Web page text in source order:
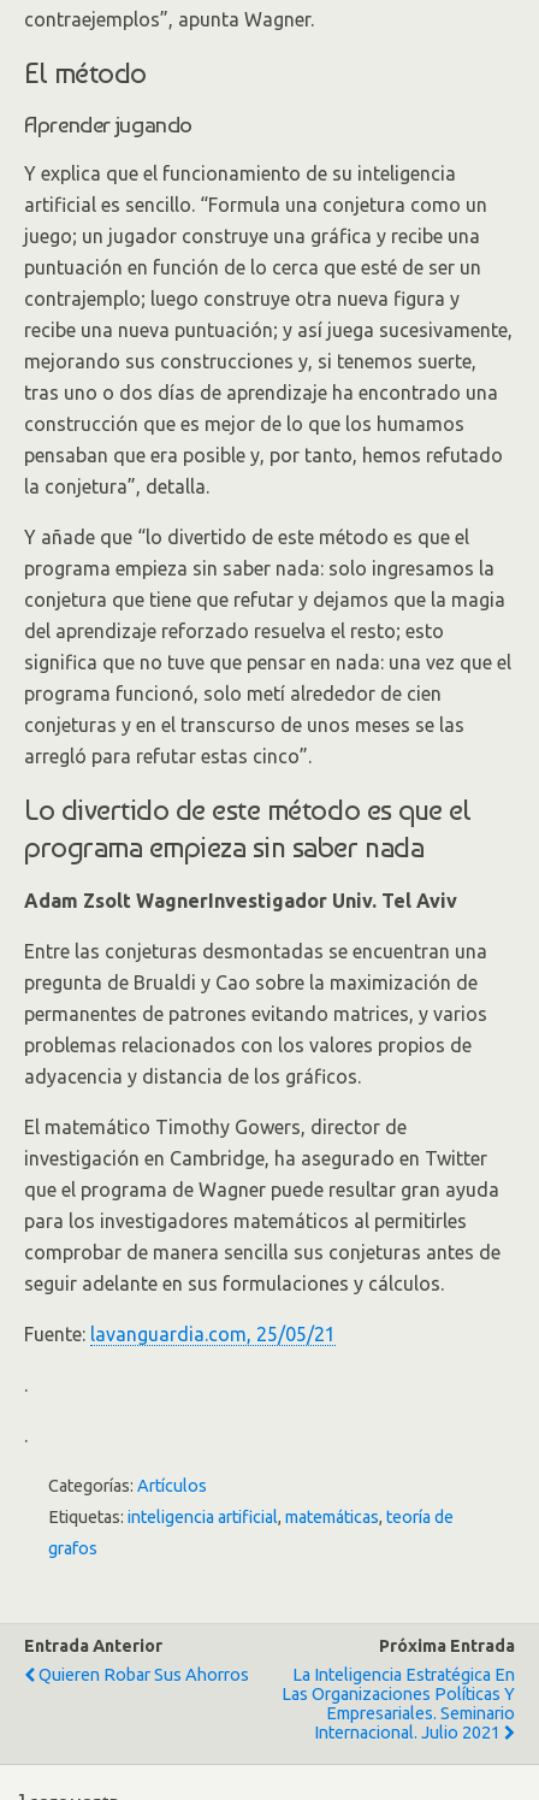
contraejemplos”, apunta Wagner.
El método
Aprender jugando
Y explica que el funcionamiento de su inteligencia
artificial es sencillo. “Formula una conjetura como un
juego; un jugador construye una gráfica y recibe una
puntuación en función de lo cerca que esté de ser un
contrajemplo; luego construye otra nueva figura y
recibe una nueva puntuación; y así juega sucesivamente,
mejorando sus construcciones y, si tenemos suerte,
tras uno o dos días de aprendizaje ha encontrado una
construcción que es mejor de lo que los humamos
pensaban que era posible y, por tanto, hemos refutado
la conjetura”, detalla.
Y añade que “lo divertido de este método es que el
programa empieza sin saber nada: solo ingresamos la
conjetura que tiene que refutar y dejamos que la magia
del aprendizaje reforzado resuelva el resto; esto
significa que no tuve que pensar en nada: una vez que el
programa funcionó, solo metí alrededor de cien
conjeturas y en el transcurso de unos meses se las
arregló para refutar estas cinco”.
Lo divertido de este método es que el
programa empieza sin saber nada
Adam Zsolt WagnerInvestigador Univ. Tel Aviv
Entre las conjeturas desmontadas se encuentran una
pregunta de Brualdi y Cao sobre la maximización de
permanentes de patrones evitando matrices, y varios
problemas relacionados con los valores propios de
adyacencia y distancia de los gráficos.
El matemático Timothy Gowers, director de
investigación en Cambridge, ha asegurado en Twitter
que el programa de Wagner puede resultar gran ayuda
para los investigadores matemáticos al permitirles
comprobar de manera sencilla sus conjeturas antes de
seguir adelante en sus formulaciones y cálculos.
Fuente: lavanguardia.com, 25/05/21
.
.
Categorías: Artículos
Etiquetas: inteligencia artificial, matemáticas, teoría de
grafos
Entrada Anterior
Quieren Robar Sus Ahorros
Próxima Entrada
La Inteligencia Estratégica En
Las Organizaciones Políticas Y
Empresariales. Seminario
Internacional. Julio 2021